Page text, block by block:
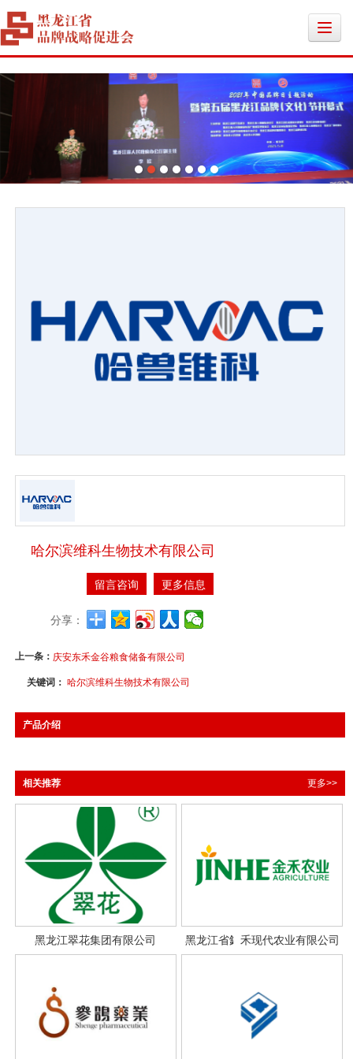
哈尔滨维科生物技术有限公司
留言咨询 更多信息
分享：
上一条： 庆安东禾金谷粮食储备有限公司
关键词： 哈尔滨维科生物技术有限公司
产品介绍
相关推荐 更多>>
黑龙江翠花集团有限公司 黑龙江省釒禾现代农业有限公司